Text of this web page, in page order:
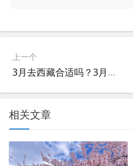
上一个
3月去西藏合适吗？3月份去西藏合适吗
相关文章